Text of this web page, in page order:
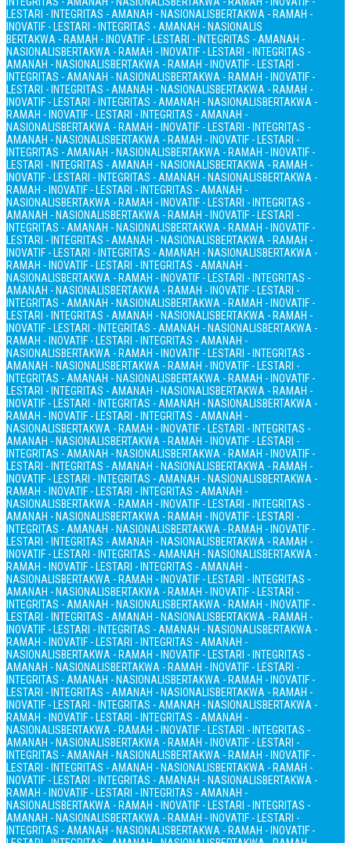
LESTARI - INTEGRITAS - AMANAH - NASIONALISBERTAKWA - RAMAH -
INOVATIF - LESTARI - INTEGRITAS - AMANAH - NASIONALIS
BERTAKWA - RAMAH - INOVATIF - LESTARI - INTEGRITAS - AMANAH -
NASIONALISBERTAKWA - RAMAH - INOVATIF - LESTARI - INTEGRITAS -
AMANAH - NASIONALISBERTAKWA - RAMAH - INOVATIF - LESTARI -
INTEGRITAS - AMANAH - NASIONALISBERTAKWA - RAMAH - INOVATIF -
LESTARI - INTEGRITAS - AMANAH - NASIONALISBERTAKWA - RAMAH -
INOVATIF - LESTARI - INTEGRITAS - AMANAH - NASIONALISBERTAKWA -
RAMAH - INOVATIF - LESTARI - INTEGRITAS - AMANAH -
NASIONALISBERTAKWA - RAMAH - INOVATIF - LESTARI - INTEGRITAS -
AMANAH - NASIONALISBERTAKWA - RAMAH - INOVATIF - LESTARI -
INTEGRITAS - AMANAH - NASIONALISBERTAKWA - RAMAH - INOVATIF -
LESTARI - INTEGRITAS - AMANAH - NASIONALISBERTAKWA - RAMAH -
INOVATIF - LESTARI - INTEGRITAS - AMANAH - NASIONALISBERTAKWA -
RAMAH - INOVATIF - LESTARI - INTEGRITAS - AMANAH -
NASIONALISBERTAKWA - RAMAH - INOVATIF - LESTARI - INTEGRITAS -
AMANAH - NASIONALISBERTAKWA - RAMAH - INOVATIF - LESTARI -
INTEGRITAS - AMANAH - NASIONALISBERTAKWA - RAMAH - INOVATIF -
LESTARI - INTEGRITAS - AMANAH - NASIONALISBERTAKWA - RAMAH -
INOVATIF - LESTARI - INTEGRITAS - AMANAH - NASIONALISBERTAKWA -
RAMAH - INOVATIF - LESTARI - INTEGRITAS - AMANAH -
NASIONALISBERTAKWA - RAMAH - INOVATIF - LESTARI - INTEGRITAS -
AMANAH - NASIONALISBERTAKWA - RAMAH - INOVATIF - LESTARI -
INTEGRITAS - AMANAH - NASIONALISBERTAKWA - RAMAH - INOVATIF -
LESTARI - INTEGRITAS - AMANAH - NASIONALISBERTAKWA - RAMAH -
INOVATIF - LESTARI - INTEGRITAS - AMANAH - NASIONALISBERTAKWA -
RAMAH - INOVATIF - LESTARI - INTEGRITAS - AMANAH -
NASIONALISBERTAKWA - RAMAH - INOVATIF - LESTARI - INTEGRITAS -
AMANAH - NASIONALISBERTAKWA - RAMAH - INOVATIF - LESTARI -
INTEGRITAS - AMANAH - NASIONALISBERTAKWA - RAMAH - INOVATIF -
LESTARI - INTEGRITAS - AMANAH - NASIONALISBERTAKWA - RAMAH -
INOVATIF - LESTARI - INTEGRITAS - AMANAH - NASIONALISBERTAKWA -
RAMAH - INOVATIF - LESTARI - INTEGRITAS - AMANAH -
NASIONALISBERTAKWA - RAMAH - INOVATIF - LESTARI - INTEGRITAS -
AMANAH - NASIONALISBERTAKWA - RAMAH - INOVATIF - LESTARI -
INTEGRITAS - AMANAH - NASIONALISBERTAKWA - RAMAH - INOVATIF -
LESTARI - INTEGRITAS - AMANAH - NASIONALISBERTAKWA - RAMAH -
INOVATIF - LESTARI - INTEGRITAS - AMANAH - NASIONALISBERTAKWA -
RAMAH - INOVATIF - LESTARI - INTEGRITAS - AMANAH -
NASIONALISBERTAKWA - RAMAH - INOVATIF - LESTARI - INTEGRITAS -
AMANAH - NASIONALISBERTAKWA - RAMAH - INOVATIF - LESTARI -
INTEGRITAS - AMANAH - NASIONALISBERTAKWA - RAMAH - INOVATIF -
LESTARI - INTEGRITAS - AMANAH - NASIONALISBERTAKWA - RAMAH -
INOVATIF - LESTARI - INTEGRITAS - AMANAH - NASIONALISBERTAKWA -
RAMAH - INOVATIF - LESTARI - INTEGRITAS - AMANAH -
NASIONALISBERTAKWA - RAMAH - INOVATIF - LESTARI - INTEGRITAS -
AMANAH - NASIONALISBERTAKWA - RAMAH - INOVATIF - LESTARI -
INTEGRITAS - AMANAH - NASIONALISBERTAKWA - RAMAH - INOVATIF -
LESTARI - INTEGRITAS - AMANAH - NASIONALISBERTAKWA - RAMAH -
INOVATIF - LESTARI - INTEGRITAS - AMANAH - NASIONALISBERTAKWA -
RAMAH - INOVATIF - LESTARI - INTEGRITAS - AMANAH -
NASIONALISBERTAKWA - RAMAH - INOVATIF - LESTARI - INTEGRITAS -
AMANAH - NASIONALISBERTAKWA - RAMAH - INOVATIF - LESTARI -
INTEGRITAS - AMANAH - NASIONALISBERTAKWA - RAMAH - INOVATIF -
LESTARI - INTEGRITAS - AMANAH - NASIONALISBERTAKWA - RAMAH -
INOVATIF - LESTARI - INTEGRITAS - AMANAH - NASIONALISBERTAKWA -
RAMAH - INOVATIF - LESTARI - INTEGRITAS - AMANAH -
NASIONALISBERTAKWA - RAMAH - INOVATIF - LESTARI - INTEGRITAS -
AMANAH - NASIONALISBERTAKWA - RAMAH - INOVATIF - LESTARI -
INTEGRITAS - AMANAH - NASIONALISBERTAKWA - RAMAH - INOVATIF -
LESTARI - INTEGRITAS - AMANAH - NASIONALISBERTAKWA - RAMAH -
INOVATIF - LESTARI - INTEGRITAS - AMANAH - NASIONALISBERTAKWA -
RAMAH - INOVATIF - LESTARI - INTEGRITAS - AMANAH -
NASIONALISBERTAKWA - RAMAH - INOVATIF - LESTARI - INTEGRITAS -
AMANAH - NASIONALISBERTAKWA - RAMAH - INOVATIF - LESTARI -
INTEGRITAS - AMANAH - NASIONALISBERTAKWA - RAMAH - INOVATIF -